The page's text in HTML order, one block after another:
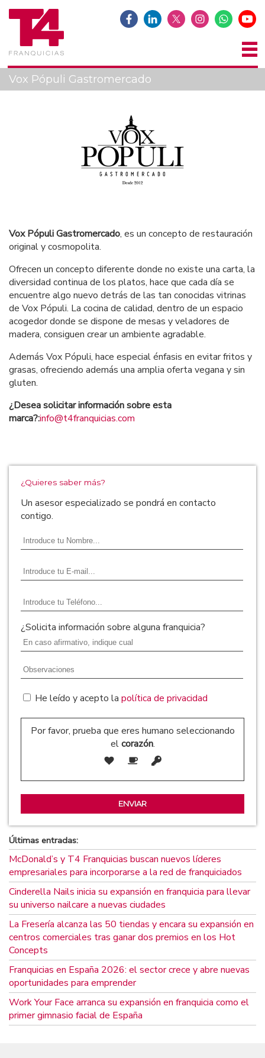
Vox Pópuli Gastromercado
Vox Pópuli Gastromercado, es un concepto de restauración
original y cosmopolita.
Ofrecen un concepto diferente donde no existe una carta, la
diversidad continua de los platos, hace que cada día se
encuentre algo nuevo detrás de las tan conocidas vitrinas
de Vox Pópuli. La cocina de calidad, dentro de un espacio
acogedor donde se dispone de mesas y veladores de
madera, consiguen crear un ambiente agradable.
Además Vox Pópuli, hace especial énfasis en evitar fritos y
grasas, ofreciendo además una amplia oferta vegana y sin
gluten.
¿Desea solicitar información sobre esta
marca?:info@t4franquicias.com
¿Quieres saber más?
Un asesor especializado se pondrá en contacto
contigo.
¿Solicita información sobre alguna franquicia?
He leído y acepto la política de privacidad
Por favor, prueba que eres humano seleccionando
elcorazón.
Últimas entradas:
McDonald’s y T4 Franquicias buscan nuevos líderes
empresariales para incorporarse a la red de franquiciados
Cinderella Nails inicia su expansión en franquicia para llevar
su universo nailcare a nuevas ciudades
La Fresería alcanza las 50 tiendas y encara su expansión en
centros comerciales tras ganar dos premios en los Hot
Concepts
Franquicias en España 2026: el sector crece y abre nuevas
oportunidades para emprender
Work Your Face arranca su expansión en franquicia como el
primer gimnasio facial de España